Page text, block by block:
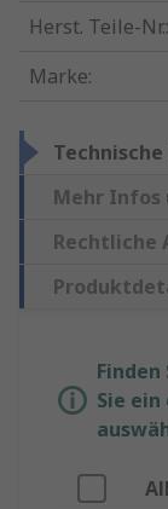
Herst. Teile-Nr.:
Marke:
Mehr Infos
Rechtliche
Sie